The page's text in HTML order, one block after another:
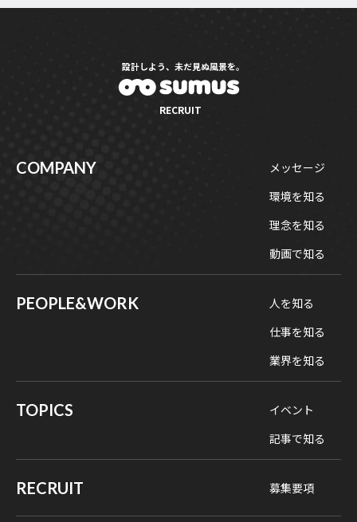
設計しよう、未だ見ぬ風景を。
RECRUIT
COMPANY
メッセージ
環境を知る
理念を知る
動画で知る
PEOPLE&WORK
人を知る
仕事を知る
業界を知る
RECRUIT 募集要項
TOPICS
イベント
記事で知る